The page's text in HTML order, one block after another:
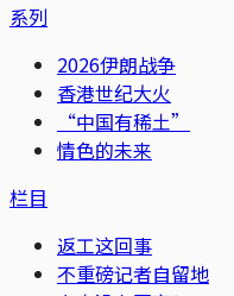
系列
2026伊朗战争
香港世纪大火
“中国有稀土”
情色的未来
栏目
返工这回事
不重磅记者自留地